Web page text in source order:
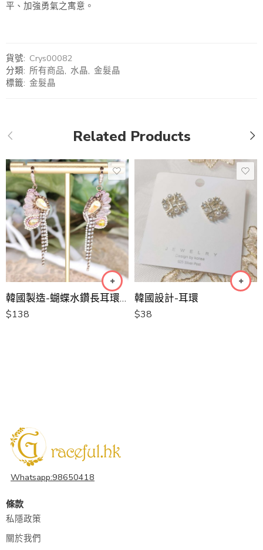
平、加強勇氣之寓意。
貨號: Crys00082
分類: 所有商品, 水晶, 金髮晶
標籤: 金髮晶
Related Products
韓國製造-蝴蝶水鑽長耳環[韓國手工耳環]
$138
韓國設計-耳環
$38
Whatsapp:98650418
條款
私隱政策
關於我們